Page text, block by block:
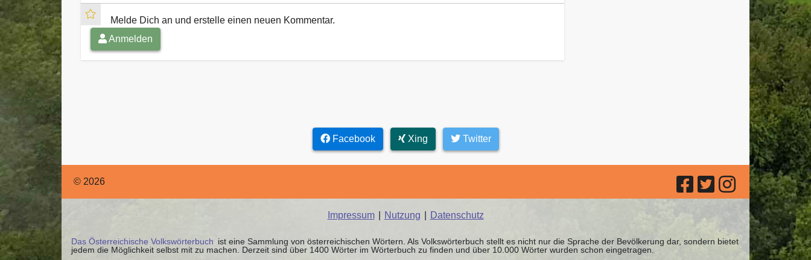
Melde Dich an und erstelle einen neuen Kommentar.
Anmelden
Facebook Xing Twitter
© 2026
Impressum Nutzung Datenschutz
Das Österreichische Volkswörterbuch ist eine Sammlung von österreichischen Wörtern. Als Volkswörterbuch stellt es nicht nur die Sprache der Bevölkerung dar, sondern bietet
jedem die Möglichkeit selbst mit zu machen. Derzeit sind über 1400 Wörter im Wörterbuch zu finden und über 10.000 Wörter wurden schon eingetragen.